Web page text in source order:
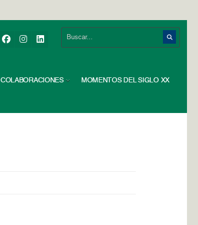
COLABORACIONES MOMENTOS DEL SIGLO XX